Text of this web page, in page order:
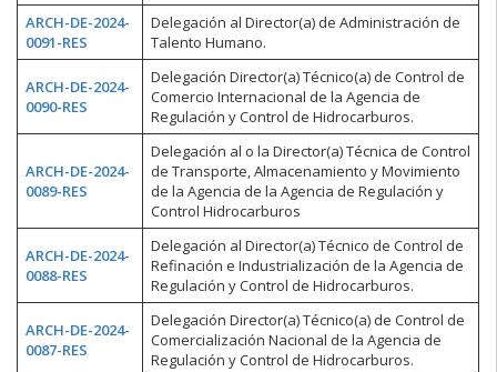
ARCH-DE-2024-
0091-RES
Delegación al Director(a) de Administración de
Talento Humano.
ARCH-DE-2024-
0090-RES
Delegación Director(a) Técnico(a) de Control de
Comercio Internacional de la Agencia de
Regulación y Control de Hidrocarburos.
ARCH-DE-2024-
0089-RES
Delegación al o la Director(a) Técnica de Control
de Transporte, Almacenamiento y Movimiento
de la Agencia de la Agencia de Regulación y
Control Hidrocarburos
ARCH-DE-2024-
0088-RES
Delegación al Director(a) Técnico de Control de
Refinación e Industrialización de la Agencia de
Regulación y Control de Hidrocarburos.
ARCH-DE-2024-
0087-RES
Delegación Director(a) Técnico(a) de Control de
Comercialización Nacional de la Agencia de
Regulación y Control de Hidrocarburos.